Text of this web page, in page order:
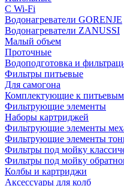
С Wi-Fi
Водонагреватели GORENJE
Водонагреватели ZANUSSI
Малый объем
Проточные
Водоподготовка и
Фильтры питьевые
Для самогона
Комплектующие к
Фильтрующие элементы
Наборы картриджей
Фильтрующие элементы
Фильтрующие элементы
Фильтры под мойку
Фильтры под мойку
Колбы и картриджи
Аксессуары для колб